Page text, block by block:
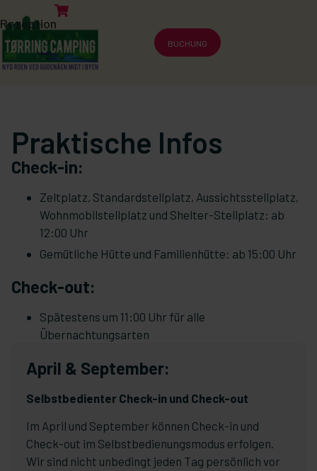
Rezeption
BUCHUNG
Praktische Infos
Check-in:
Zeltplatz, Standardstellplatz, Aussichtsstellplatz,
Wohnmobilstellplatz und Shelter-Stellplatz: ab
12:00 Uhr
Gemütliche Hütte und Familienhütte: ab 15:00 Uhr
Check-out:
Spätestens um 11:00 Uhr für alle
Übernachtungsarten
April & September:
Selbstbedienter Check-in und Check-out
Im April und September können Check-in und
Check-out im Selbstbedienungsmodus erfolgen.
Wir sind nicht unbedingt jeden Tag persönlich vor